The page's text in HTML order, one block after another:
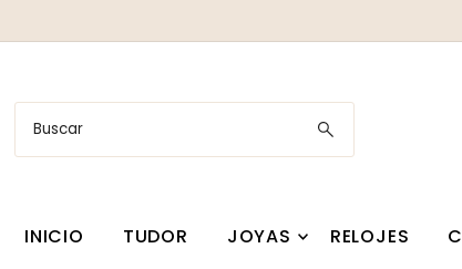
INICIO TUDOR JOYAS RELOJES